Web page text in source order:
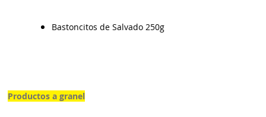
Bastoncitos de Salvado 250g
Productos a granel